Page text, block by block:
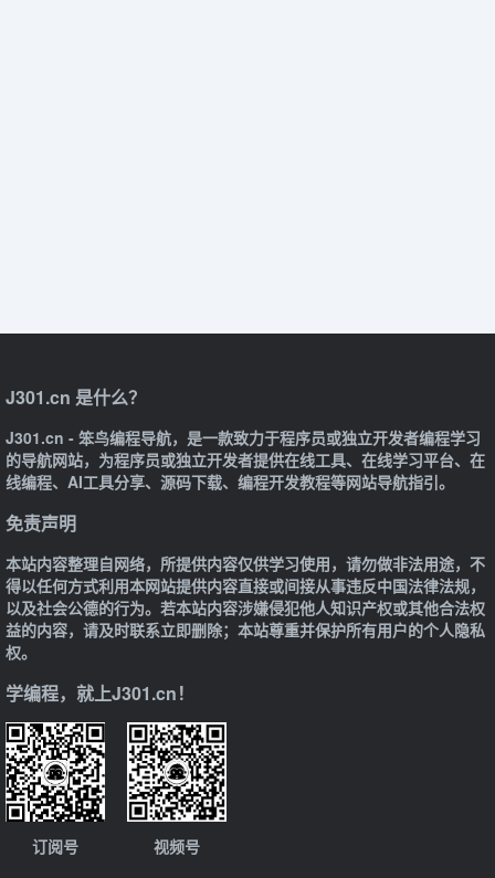
J301.cn 是什么？
J301.cn - 笨鸟编程导航，是一款致力于程序员或独立开发者编程学习
的导航网站，为程序员或独立开发者提供在线工具、在线学习平台、在
线编程、AI工具分享、源码下载、编程开发教程等网站导航指引。
免责声明
本站内容整理自网络，所提供内容仅供学习使用，请勿做非法用途，不
得以任何方式利用本网站提供内容直接或间接从事违反中国法律法规，
以及社会公德的行为。若本站内容涉嫌侵犯他人知识产权或其他合法权
益的内容，请及时联系立即删除；本站尊重并保护所有用户的个人隐私
权。
学编程，就上J301.cn！
订阅号 视频号